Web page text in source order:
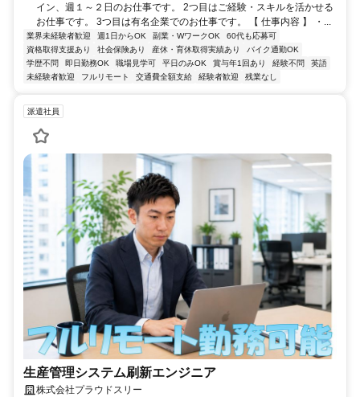
イン、週１～２日のお仕事です。 2つ目はご経験・スキルを活かせる
お仕事です。 3つ目は有名企業でのお仕事です。 【 仕事内容 】 ・...
業界未経験者歓迎 週1日からOK 副業・WワークOK
60代も応募可
資格取得支援あり
社会保険あり 産休・育休取得実績あり
バイク通勤OK
学歴不問
即日勤務OK 職場見学可 平日のみOK 賞与年1回あり 経験不問
英語
未経験者歓迎
フルリモート 交通費全額支給 経験者歓迎 残業なし
派遣社員
生産管理システム刷新エンジニア
株式会社プラウドスリー